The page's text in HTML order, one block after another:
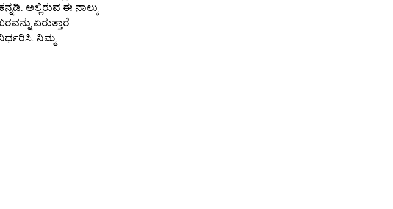
ಅಲ್ಲಿರುವ ಈ ನಾಲ್ಕು
ಏರುತ್ತಾರೆ
ನಿಮ್ಮ